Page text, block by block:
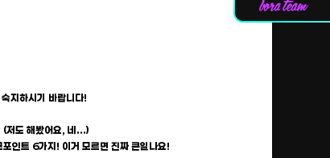
지하시기 바랍니다!
(저도 해봤어요, 네...)
인트 6가지! 이거 모르면 진짜 큰일나요!